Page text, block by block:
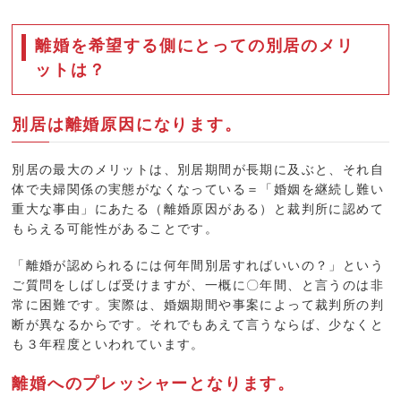
離婚を希望する側にとっての別居のメリ
ットは？
別居は離婚原因になります。
別居の最大のメリットは、別居期間が長期に及ぶと、それ自
体で夫婦関係の実態がなくなっている＝「婚姻を継続し難い
重大な事由」にあたる（離婚原因がある）と裁判所に認めて
もらえる可能性があることです。
「離婚が認められるには何年間別居すればいいの？」という
ご質問をしばしば受けますが、一概に〇年間、と言うのは非
常に困難です。実際は、婚姻期間や事案によって裁判所の判
断が異なるからです。それでもあえて言うならば、少なくと
も３年程度といわれています。
離婚へのプレッシャーとなります。